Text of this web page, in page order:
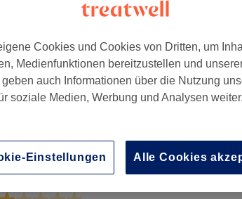
Cookies und Cookies von Dritten, um
Medienfunktionen bereitzustellen und
auch Informationen über die Nutzung
soziale Medien, Werbung und Analysen weiter.
Einstellungen Alle Cookies